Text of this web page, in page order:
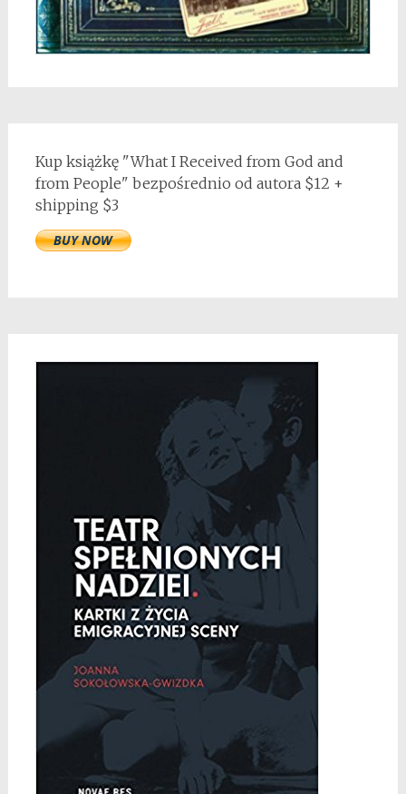
Kup książkę "What I Received from God and
from People" bezpośrednio od autora $12 +
shipping $3